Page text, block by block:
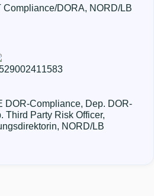
Compliance/DORA, NORD/LB
DOR-Compliance, Dep. DOR-
Third Party Risk Officer,
NORD/LB